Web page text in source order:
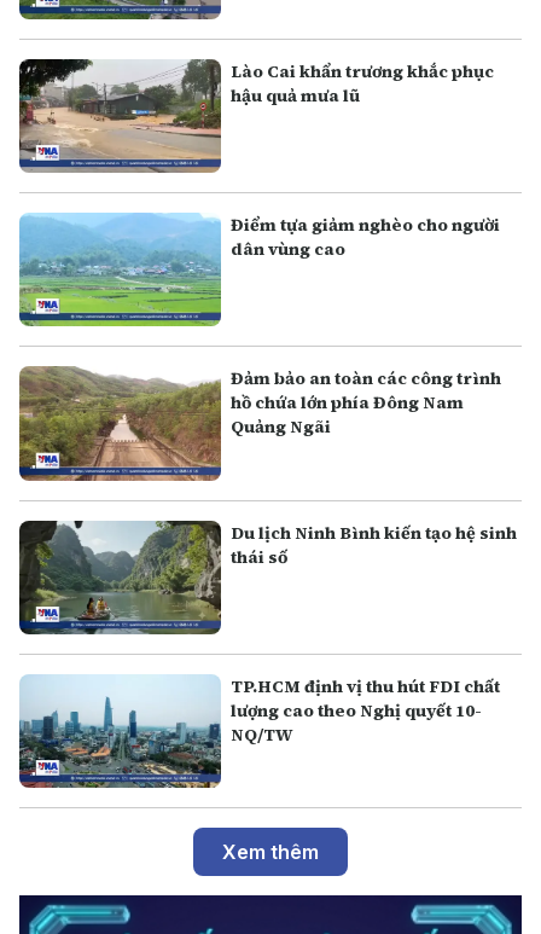
Lào Cai khẩn trương khắc phục
hậu quả mưa lũ
Điểm tựa giảm nghèo cho người
dân vùng cao
Đảm bảo an toàn các công trình
hồ chứa lớn phía Đông Nam
Quảng Ngãi
Du lịch Ninh Bình kiến tạo hệ sinh
thái số
TP.HCM định vị thu hút FDI chất
lượng cao theo Nghị quyết 10-
NQ/TW
Xem thêm